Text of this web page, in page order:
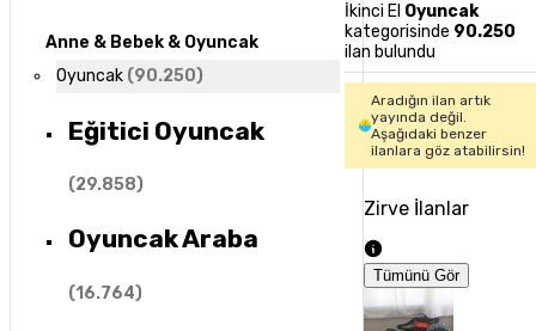
Anne & Bebek & Oyuncak
Oyuncak (90.250)
Eğitici Oyuncak
(29.858)
Oyuncak Araba
(16.764)
İkinci El Oyuncak
kategorisinde 90.250
ilan bulundu
Aradığın ilan artık
yayında değil.
Aşağıdaki benzer
ilanlara göz atabilirsin!
Zirve İlanlar
Tümünü Gör